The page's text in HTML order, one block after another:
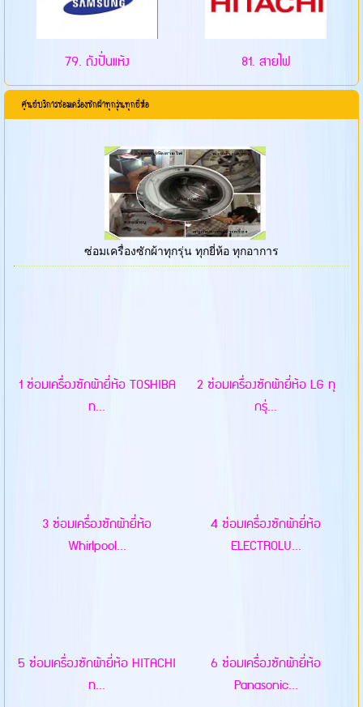
79. ถังปั่นแห้ง 81. สายไฟ
ศูนย์บริการซ่อมเครื่องซักผ้าทุกรุ่นทุกยี่ห้อ
ซ่อมเครื่องซักผ้าทุกรุ่น ทุกยี่ห้อ ทุกอาการ
1 ซ่อมเครื่องซักผ้ายี่ห้อ TOSHIBA
ท...
2 ซ่อมเครื่องซักผ้ายี่ห้อ LG ทุ
กรุ่...
3 ซ่อมเครื่องซักผ้ายี่ห้อ
Whirlpool...
4 ซ่อมเครื่องซักผ้ายี่ห้อ
ELECTROLU...
5 ซ่อมเครื่องซักผ้ายี่ห้อ HITACHI
ท...
6 ซ่อมเครื่องซักผ้ายี่ห้อ
Panasonic...